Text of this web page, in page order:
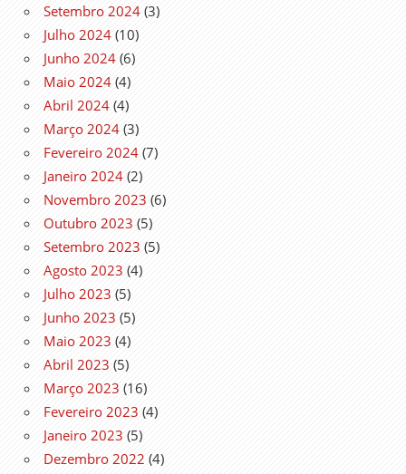
Setembro 2024 (3)
Julho 2024 (10)
Junho 2024 (6)
Maio 2024 (4)
Abril 2024 (4)
Março 2024 (3)
Fevereiro 2024 (7)
Janeiro 2024 (2)
Novembro 2023 (6)
Outubro 2023 (5)
Setembro 2023 (5)
Agosto 2023 (4)
Julho 2023 (5)
Junho 2023 (5)
Maio 2023 (4)
Abril 2023 (5)
Março 2023 (16)
Fevereiro 2023 (4)
Janeiro 2023 (5)
Dezembro 2022 (4)